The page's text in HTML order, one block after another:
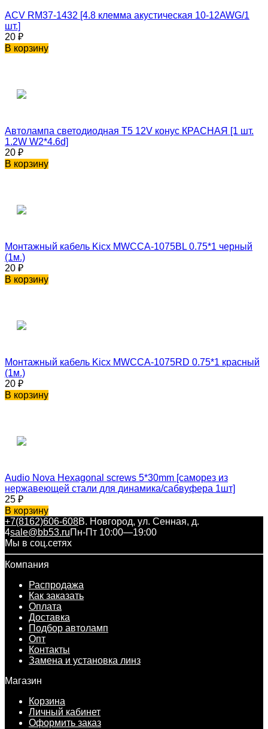
ACV RM37-1432 [4.8 клемма акустическая 10-12AWG/1
шт.]
20 ₽
В корзину
Автолампа светодиодная T5 12V конус КРАСНАЯ [1 шт.
1.2W W2*4.6d]
20 ₽
В корзину
Монтажный кабель Kicx MWCCA-1075BL 0.75*1 черный
(1м.)
20 ₽
В корзину
Монтажный кабель Kicx MWCCA-1075RD 0.75*1 красный
(1м.)
20 ₽
В корзину
Audio Nova Hexagonal screws 5*30mm [саморез из
нержавеющей стали для динамика/сабвуфера 1шт]
25 ₽
В корзину
+7(8162)606-608В. Новгород, ул. Сенная, д.
4sale@bb53.ruПн-Пт 10:00—19:00
Мы в соц.сетях
Компания
Распродажа
Как заказать
Оплата
Доставка
Подбор автоламп
Опт
Контакты
Замена и установка линз
Магазин
Корзина
Личный кабинет
Оформить заказ